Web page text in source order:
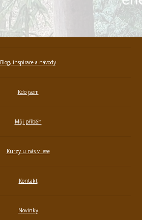
Blog, inspirace a návody
Kdo jsem
Můj příběh
Kurzy u nás v lese
Kontakt
Novinky